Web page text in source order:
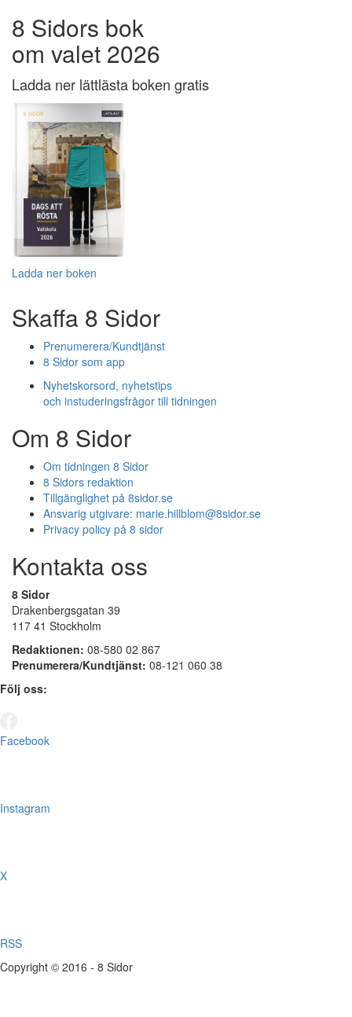
8 Sidors bok
om valet 2026
Ladda ner lättlästa boken gratis
Ladda ner boken
Skaffa 8 Sidor
Prenumerera/Kundtjänst
8 Sidor som app
Nyhetskorsord, nyhetstips
och instuderingsfrågor till tidningen
Om 8 Sidor
Om tidningen 8 Sidor
8 Sidors redaktion
Tillgänglighet på 8sidor.se
Ansvarig utgivare: marie.hillblom@8sidor.se
Privacy policy på 8 sidor
Kontakta oss
8 Sidor
Drakenbergsgatan 39
117 41 Stockholm
Redaktionen: 08-580 02 867
Prenumerera/Kundtjänst: 08-121 060 38
Följ oss:
Facebook
Instagram
X
RSS
Copyright © 2016 - 8 Sidor